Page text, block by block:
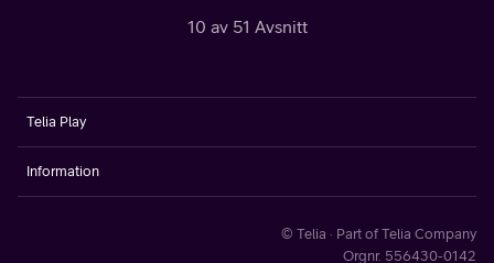
10 av 51 Avsnitt
Telia Play
Information
© Telia · Part of Telia Company
Orgnr. 556430-0142